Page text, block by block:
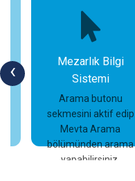
‹
Mezarlık Bilgi
Sistemi
Arama butonu
sekmesini aktif edip
Mevta Arama
bölümünden arama
yapabilirsiniz.
İncele